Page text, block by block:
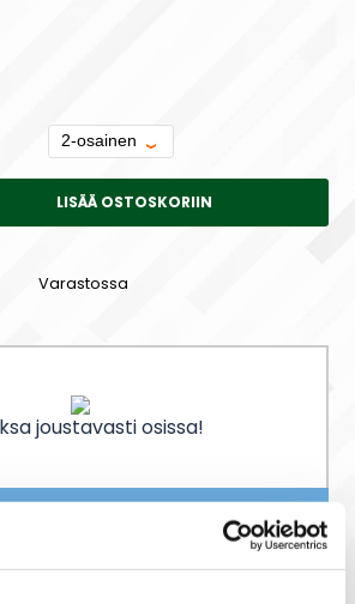
LISÄÄ OSTOSKORIIN
Varastossa
joustavasti osissa!